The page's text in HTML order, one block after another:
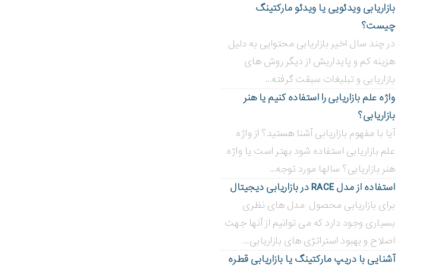
بازاریابی ویدئویی ‌یا ویدئو مارکتینگ
چیست؟
در چند سال اخیر بازاریابی محتوایی به دلیل
هزینه کم و پایداریش از دیگر روش های
بازاریابی و تبلیغات سبقت گرفته...
واژه علم بازاریابی را استفاده کنیم یا هنر
بازاریابی؟
آیا با مفهوم بازاریابی آشنا هستید؟ از واژه
علم بازاریابی استفاده شود بهتر است یا واژه
هنر بازاریابی؟ سالها مورد توجه...
استفاده از مدل RACE در بازاریابی دیجیتال
برای بازاریابی محصول مدل های نظری
بسیاری وجود دارد که می توانیم از آنها جهت
اصلاح و بهبود استراتژی های بازاریابی...
آشنایی با دریپ مارکتینگ یا بازاریابی قطره